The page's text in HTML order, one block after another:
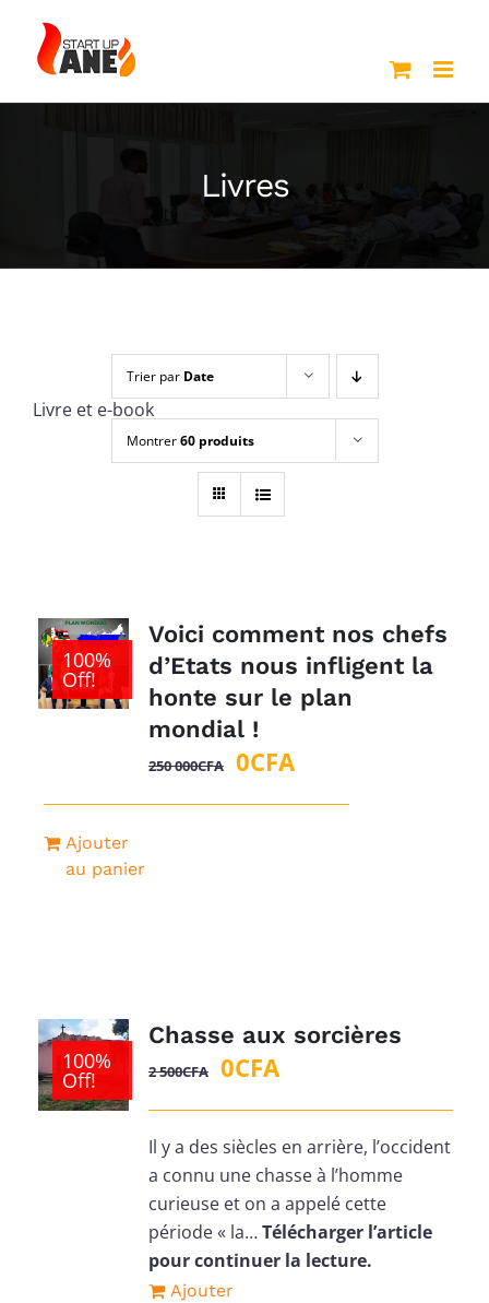
contenu
Livres
Livre et e-book
Trier par Date
Montrer60 produits
100%
Off!
Voici comment nos chefs
d’Etats nous infligent la
honte sur le plan
mondial !
250 000CFA
Le
0CFALe
Ajouter
au panier
100%
Off!
Chasse aux sorcières
2 500CFA
Le
initial
était :
2
500CFA.
0CFALe
actuel
est :
0CFA.
Il y a des siècles en arrière, l’occident
a connu une chasse à l’homme
curieuse et on a appelé cette
période « la…Télécharger l’article
pour continuer la lecture.
Ajouter